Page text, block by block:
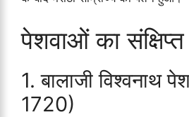
पेशवाओं का
1. बालाजी विश्वनाथ
1720)